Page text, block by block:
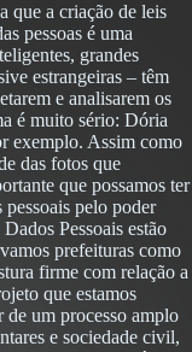
que a criação de leis
pessoas é uma
grandes
estrangeiras – têm
e analisarem os
é muito sério: Dória
exemplo. Assim como
das fotos que
que possamos ter
pessoais pelo poder
Pessoais estão
prefeituras como
firme com relação a
que estamos
de um processo amplo
e sociedade civil,